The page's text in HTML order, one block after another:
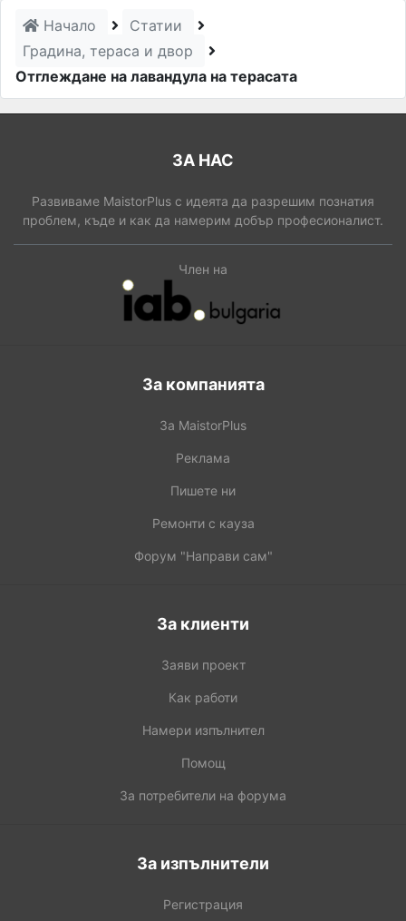
Начало
Статии
Градина, тераса и двор
Отглеждане на лавандула на терасата
ЗА НАС
Развиваме MaistorPlus с идеята да разрешим познатия
проблем, къде и как да намерим добър професионалист.
Член на
За компанията
За MaistorPlus
Реклама
Пишете ни
Ремонти с кауза
Форум "Направи сам"
За клиенти
Заяви проект
Как работи
Намери изпълнител
Помощ
За потребители на форума
За изпълнители
Регистрация